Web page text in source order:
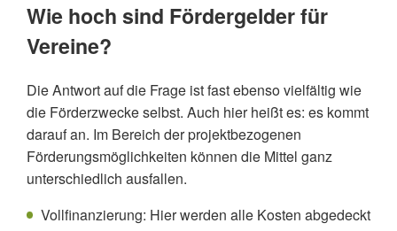
Wie hoch sind Fördergelder für
Vereine?
Die Antwort auf die Frage ist fast ebenso vielfältig wie
die Förderzwecke selbst. Auch hier heißt es: es kommt
darauf an. Im Bereich der projektbezogenen
Förderungsmöglichkeiten können die Mittel ganz
unterschiedlich ausfallen.
Vollfinanzierung: Hier werden alle Kosten abgedeckt